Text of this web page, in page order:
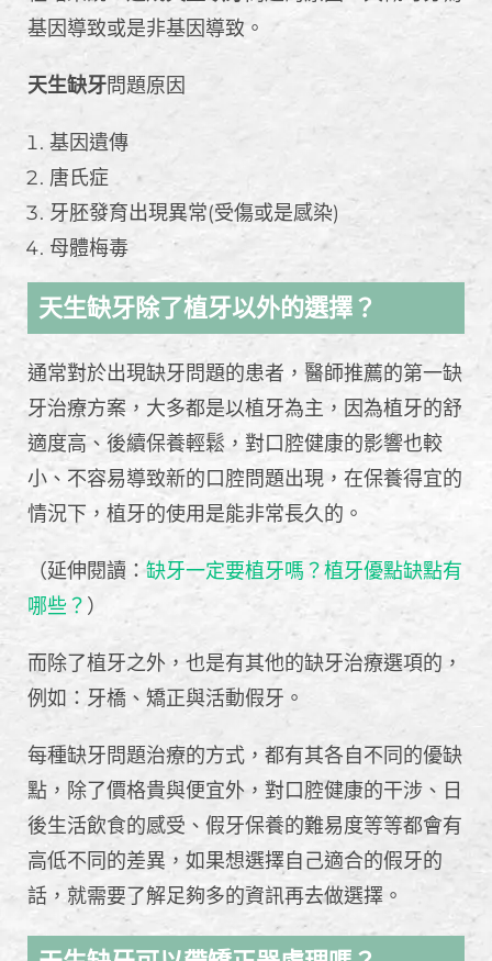
基因導致或是非基因導致。
天生缺牙問題原因
基因遺傳
唐氏症
牙胚發育出現異常(受傷或是感染)
母體梅毒
天生缺牙除了植牙以外的選擇？
通常對於出現缺牙問題的患者，醫師推薦的第一缺
牙治療方案，大多都是以植牙為主，因為植牙的舒
適度高、後續保養輕鬆，對口腔健康的影響也較
小、不容易導致新的口腔問題出現，在保養得宜的
情況下，植牙的使用是能非常長久的。
（延伸閱讀：缺牙一定要植牙嗎？植牙優點缺點有
哪些？ ）
而除了植牙之外，也是有其他的缺牙治療選項的，
例如：牙橋、矯正與活動假牙。
每種缺牙問題治療的方式，都有其各自不同的優缺
點，除了價格貴與便宜外，對口腔健康的干涉、日
後生活飲食的感受、假牙保養的難易度等等都會有
高低不同的差異，如果想選擇自己適合的假牙的
話，就需要了解足夠多的資訊再去做選擇。